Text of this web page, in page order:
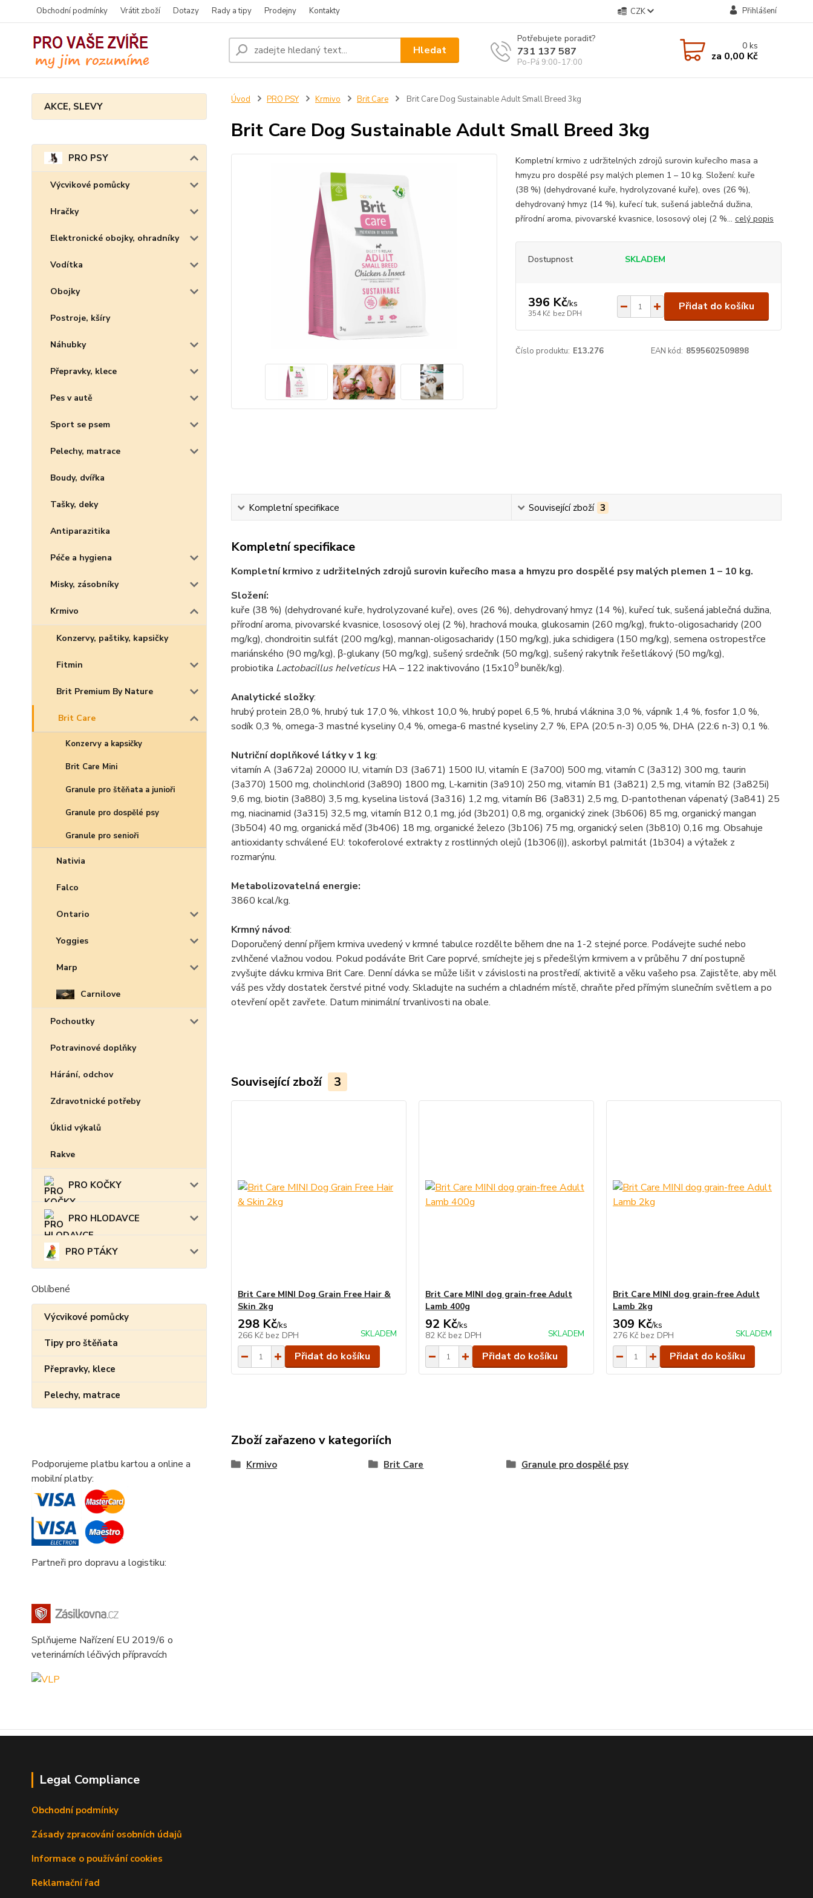
Obchodní podmínky Vrátit zboží Dotazy Rady a tipy Prodejny Kontakty CZK Přihlášení
Hledat
Potřebujete poradit?
731 137 587
Po-Pá 9:00-17:00
0ks
za 0,00 Kč
AKCE, SLEVY
PRO PSY
Výcvikové pomůcky
Hračky
Elektronické obojky, ohradníky
Vodítka
Obojky
Postroje, kšíry
Náhubky
Přepravky, klece
Pes v autě
Sport se psem
Pelechy, matrace
Boudy, dvířka
Tašky, deky
Antiparazitika
Péče a hygiena
Misky, zásobníky
Krmivo
Konzervy, paštiky, kapsičky
Fitmin
Brit Premium By Nature
Brit Care
Konzervy a kapsičky
Brit Care Mini
Granule pro štěňata a junioři
Granule pro dospělé psy
Granule pro senioři
Nativia
Falco
Ontario
Yoggies
Marp
Carnilove
Pochoutky
Potravinové doplňky
Hárání, odchov
Zdravotnické potřeby
Úklid výkalů
Rakve
PRO KOČKY
PRO HLODAVCE
PRO PTÁKY
Oblíbené
Výcvikové pomůcky
Tipy pro štěňata
Přepravky, klece
Pelechy, matrace
Podporujeme platbu kartou a online a
mobilní platby:
Partneři pro dopravu a logistiku:
Splňujeme Nařízení EU 2019/6 o
veterinárních léčivých přípravcích
Úvod PRO PSY Krmivo Brit Care Brit Care Dog Sustainable Adult Small Breed 3kg
Brit Care Dog Sustainable Adult Small Breed 3kg
Kompletní krmivo z udržitelných zdrojů surovin kuřecího masa a
hmyzu pro dospělé psy malých plemen 1 – 10 kg. Složení: kuře
(38 %) (dehydrované kuře, hydrolyzované kuře), oves (26 %),
dehydrovaný hmyz (14 %), kuřecí tuk, sušená jablečná dužina,
přírodní aroma, pivovarské kvasnice, lososový olej (2 %... celý popis
Dostupnost SKLADEM
396 Kč/ks
354 Kč bez DPH
Přidat do košíku
Číslo produktu: E13.276 EAN kód: 8595602509898
Kompletní specifikace Související zboží 3
Kompletní specifikace
Kompletní krmivo z udržitelných zdrojů surovin kuřecího masa a hmyzu pro dospělé psy malých plemen 1 – 10 kg.
Složení:
kuře (38 %) (dehydrované kuře, hydrolyzované kuře), oves (26 %), dehydrovaný hmyz (14 %), kuřecí tuk, sušená jablečná dužina,
přírodní aroma, pivovarské kvasnice, lososový olej (2 %), hrachová mouka, glukosamin (260 mg/kg), frukto-oligosacharidy (200
mg/kg), chondroitin sulfát (200 mg/kg), mannan-oligosacharidy (150 mg/kg), juka schidigera (150 mg/kg), semena ostropestřce
mariánského (90 mg/kg), β-glukany (50 mg/kg), sušený srdečník (50 mg/kg), sušený rakytník řešetlákový (50 mg/kg),
probiotika Lactobacillus helveticusHA – 122 inaktivováno (15x109buněk/kg).
Analytické složky:
hrubý protein 28,0 %, hrubý tuk 17,0 %, vlhkost 10,0 %, hrubý popel 6,5 %, hrubá vláknina 3,0 %, vápník 1,4 %, fosfor 1,0 %,
sodík 0,3 %, omega-3 mastné kyseliny 0,4 %, omega-6 mastné kyseliny 2,7 %, EPA (20:5 n-3) 0,05 %, DHA (22:6 n-3) 0,1 %.
Nutriční doplňkové látky v 1 kg:
vitamín A (3a672a) 20000 IU, vitamín D3 (3a671) 1500 IU, vitamín E (3a700) 500 mg, vitamín C (3a312) 300 mg, taurin
(3a370) 1500 mg, cholinchlorid (3a890) 1800 mg, L-karnitin (3a910) 250 mg, vitamín B1 (3a821) 2,5 mg, vitamín B2 (3a825i)
9,6 mg, biotin (3a880) 3,5 mg, kyselina listová (3a316) 1,2 mg, vitamín B6 (3a831) 2,5 mg, D-pantothenan vápenatý (3a841) 25
mg, niacinamid (3a315) 32,5 mg, vitamín B12 0,1 mg, jód (3b201) 0,8 mg, organický zinek (3b606) 85 mg, organický mangan
(3b504) 40 mg, organická měď (3b406) 18 mg, organické železo (3b106) 75 mg, organický selen (3b810) 0,16 mg. Obsahuje
antioxidanty schválené EU: tokoferolové extrakty z rostlinných olejů (1b306(i)), askorbyl palmitát (1b304) a výtažek z
rozmarýnu.
Metabolizovatelná energie:
3860 kcal/kg.
Krmný návod:
Doporučený denní příjem krmiva uvedený v krmné tabulce rozdělte během dne na 1-2 stejné porce. Podávejte suché nebo
zvlhčené vlažnou vodou. Pokud podáváte Brit Care poprvé, smíchejte jej s předešlým krmivem a v průběhu 7 dní postupně
zvyšujte dávku krmiva Brit Care. Denní dávka se může lišit v závislosti na prostředí, aktivitě a věku vašeho psa. Zajistěte, aby měl
váš pes vždy dostatek čerstvé pitné vody. Skladujte na suchém a chladném místě, chraňte před přímým slunečním světlem a po
otevření opět zavřete. Datum minimální trvanlivosti na obale.
Související zboží 3
Brit Care MINI Dog Grain Free Hair &
Skin 2kg
298 Kč/ks
266 Kč bez DPH SKLADEM
Přidat do košíku
Brit Care MINI dog grain-free Adult
Lamb 400g
92 Kč/ks
82 Kč bez DPH SKLADEM
Přidat do košíku
Brit Care MINI dog grain-free Adult
Lamb 2kg
309 Kč/ks
276 Kč bez DPH SKLADEM
Přidat do košíku
Zboží zařazeno v kategoriích
Krmivo Brit Care Granule pro dospělé psy
Legal Compliance
Obchodní podmínky
Zásady zpracování osobních údajů
Informace o používání cookies
Reklamační řad